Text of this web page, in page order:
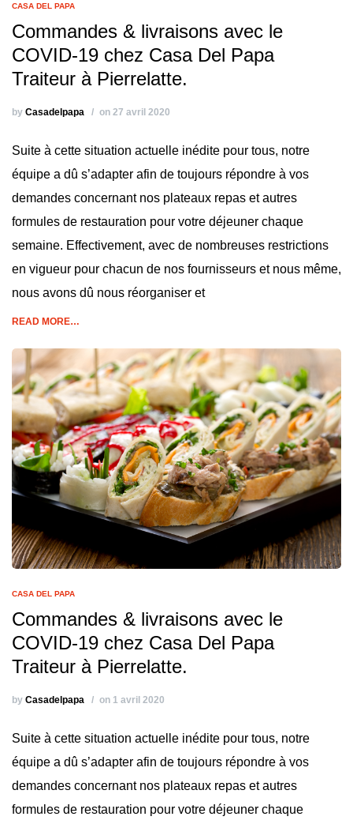
CASA DEL PAPA
Commandes & livraisons avec le
COVID-19 chez Casa Del Papa
Traiteur à Pierrelatte.
by Casadelpapa on 27 avril 2020
Suite à cette situation actuelle inédite pour tous, notre
équipe a dû s’adapter afin de toujours répondre à vos
demandes concernant nos plateaux repas et autres
formules de restauration pour votre déjeuner chaque
semaine. Effectivement, avec de nombreuses restrictions
en vigueur pour chacun de nos fournisseurs et nous même,
nous avons dû nous réorganiser et
READ MORE…
CASA DEL PAPA
Commandes & livraisons avec le
COVID-19 chez Casa Del Papa
Traiteur à Pierrelatte.
by Casadelpapa on 1 avril 2020
Suite à cette situation actuelle inédite pour tous, notre
équipe a dû s’adapter afin de toujours répondre à vos
demandes concernant nos plateaux repas et autres
formules de restauration pour votre déjeuner chaque